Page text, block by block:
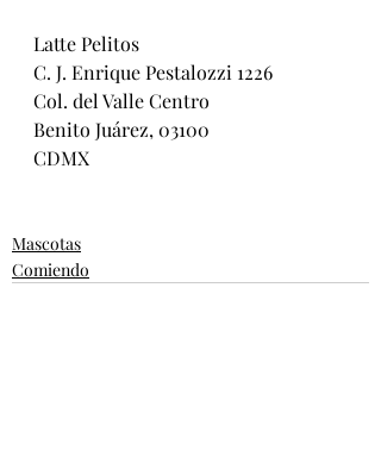
Latte Pelitos
C. J. Enrique Pestalozzi 1226
Col. del Valle Centro
Benito Juárez, 03100
CDMX
Mascotas
Comiendo